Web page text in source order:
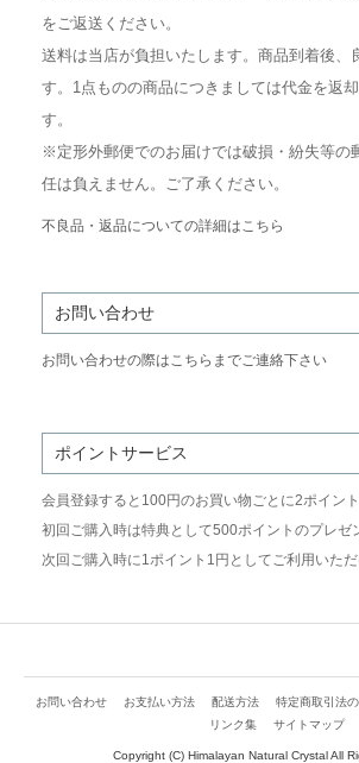
をご返送ください。
送料は当店が負担いたします。商品到着後、
す。1点ものの商品につきましては代金を返
す。
※定形外郵便でのお届けでは破損・紛失等の
任は負えません。ご了承ください。
不良品・返品についての詳細はこちら
お問い合わせ
お問い合わせの際はこちらまでご連絡下さい
ポイントサービス
会員登録すると100円のお買い物ごとに2ポイント
初回ご購入時は特典として500ポイントのプレゼ
次回ご購入時に1ポイント1円としてご利用いただ
お問い合わせ お支払い方法 配送方法 特定商取引法
リンク集
サイトマップ
Copyright (C) Himalayan Natural Crystal All